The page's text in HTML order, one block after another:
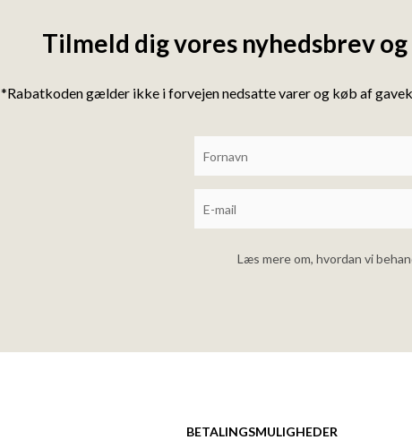
Tilmeld dig vores nyhedsbrev
*Rabatkoden gælder ikke i forvejen nedsatte varer og køb af
Læs mere om, hvordan vi
BETALINGSMULIGHEDER